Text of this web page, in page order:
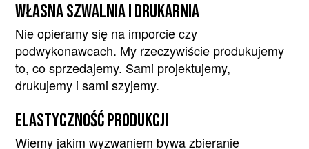
WŁASNA SZWALNIA I DRUKARNIA
Nie opieramy się na imporcie czy
podwykonawcach. My rzeczywiście produkujemy
to, co sprzedajemy. Sami projektujemy,
drukujemy i sami szyjemy.
ELASTYCZNOŚĆ PRODUKCJI
Wiemy jakim wyzwaniem bywa zbieranie